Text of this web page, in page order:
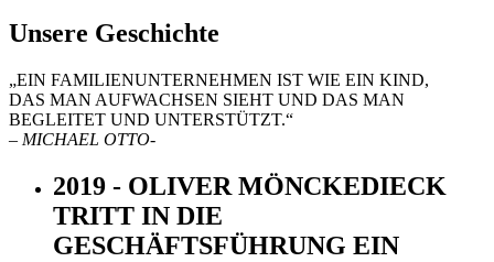
Unsere Geschichte
„EIN FAMILIENUNTERNEHMEN IST WIE EIN KIND,
DAS MAN AUFWACHSEN SIEHT UND DAS MAN
BEGLEITET UND UNTERSTÜTZT.“
– MICHAEL OTTO-
2019 - OLIVER MÖNCKEDIECK
TRITT IN DIE
GESCHÄFTSFÜHRUNG EIN